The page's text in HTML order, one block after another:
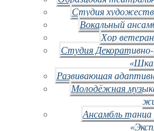
Студия
Вокальный
Хор
Студия
Развивающая
Молодёжная
Ансамбль